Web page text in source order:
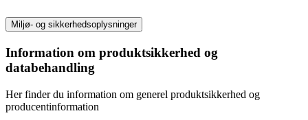
Miljø- og sikkerhedsoplysninger
Information om produktsikkerhed og
databehandling
Her finder du information om generel produktsikkerhed og
producentinformation